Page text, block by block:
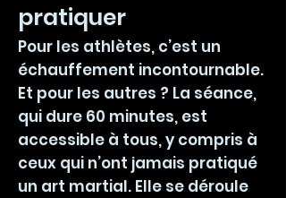
pratiquer
Pour les athlètes, c’est un
échauffement incontournable.
Et pour les autres ? La séance,
qui dure 60 minutes, est
accessible à tous, y compris à
ceux qui n’ont jamais pratiqué
un art martial. Elle se déroule